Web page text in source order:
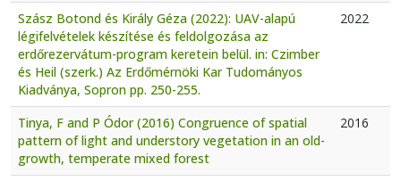
Szász Botond és Király Géza (2022): UAV-alapú
légifelvételek készítése és feldolgozása az
erdőrezervátum-program keretein belül. in: Czimber
és Heil (szerk.) Az Erdőmérnöki Kar Tudományos
Kiadványa, Sopron pp. 250-255.
2022
Tinya, F and P Ódor (2016) Congruence of spatial
pattern of light and understory vegetation in an old-
growth, temperate mixed forest
2016